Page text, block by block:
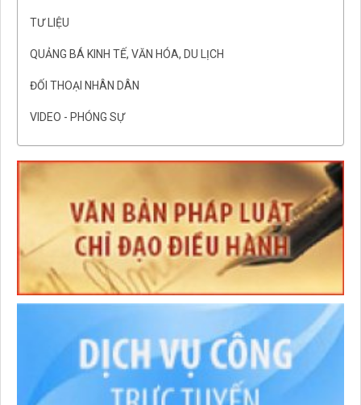
TƯ LIỆU
QUẢNG BÁ KINH TẾ, VĂN HÓA, DU LỊCH
ĐỐI THOẠI NHÂN DÂN
VIDEO - PHÓNG SỰ